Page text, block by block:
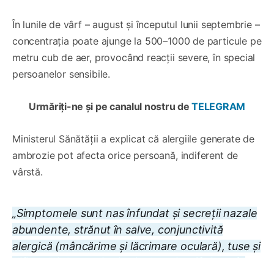
În lunile de vârf – august și începutul lunii septembrie –
concentrația poate ajunge la 500–1000 de particule pe
metru cub de aer, provocând reacții severe, în special
persoanelor sensibile.
Urmăriți-ne și pe canalul nostru deTELEGRAM
Ministerul Sănătății a explicat că alergiile generate de
ambrozie pot afecta orice persoană, indiferent de
vârstă.
„Simptomele sunt nas înfundat și secreții nazale
abundente, strănut în salve, conjunctivită
alergică (mâncărime și lăcrimare oculară), tuse și